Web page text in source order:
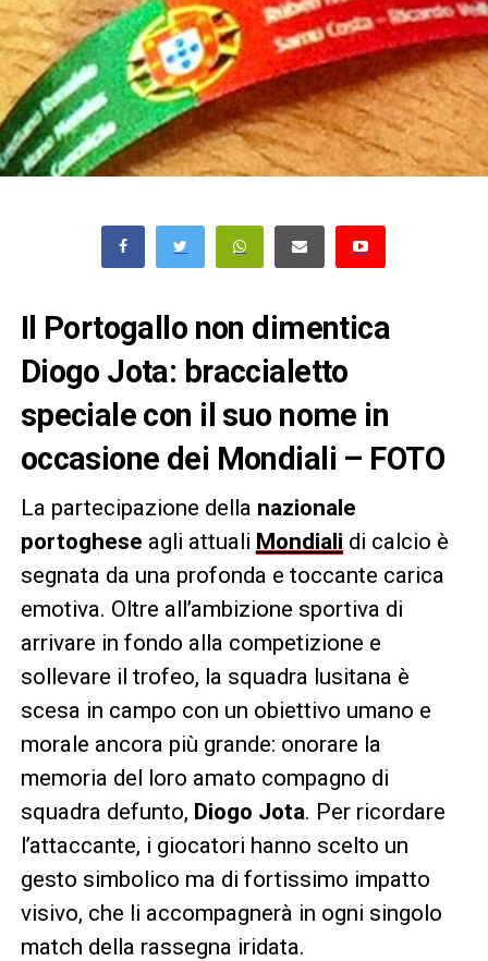
Il Portogallo non dimentica
Diogo Jota: braccialetto
speciale con il suo nome in
occasione dei Mondiali – FOTO
La partecipazione della nazionale
portoghese agli attuali Mondiali di calcio è
segnata da una profonda e toccante carica
emotiva. Oltre all’ambizione sportiva di
arrivare in fondo alla competizione e
sollevare il trofeo, la squadra lusitana è
scesa in campo con un obiettivo umano e
morale ancora più grande: onorare la
memoria del loro amato compagno di
squadra defunto, Diogo Jota. Per ricordare
l’attaccante, i giocatori hanno scelto un
gesto simbolico ma di fortissimo impatto
visivo, che li accompagnerà in ogni singolo
match della rassegna iridata.